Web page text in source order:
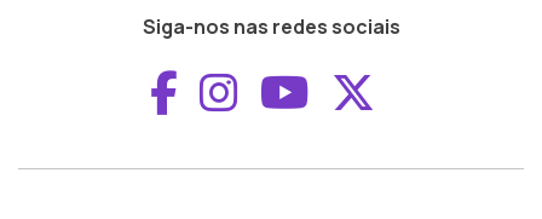
Siga-nos nas redes sociais
Aceder ao
Aceder ao
Aceder ao